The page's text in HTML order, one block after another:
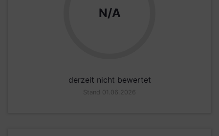
N/A
derzeit nicht bewertet
Stand 01.06.2026